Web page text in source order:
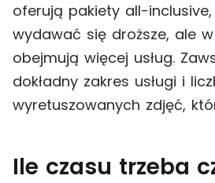
oferują pakiety all-
wydawać się droższe, ale
obejmują więcej usług.
dokładny zakres usługi i
wyretuszowanych zdjęć,
Ile czasu trzeba